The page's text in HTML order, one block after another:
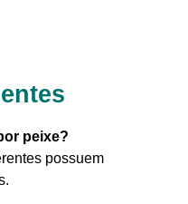
peixe?
possuem